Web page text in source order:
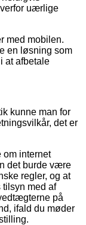
uærlige
med mobilen.
en løsning som
at afbetale
kunne man for
det er
om internet
det burde være
regler, og at
tilsyn med af
på
ifald du møder